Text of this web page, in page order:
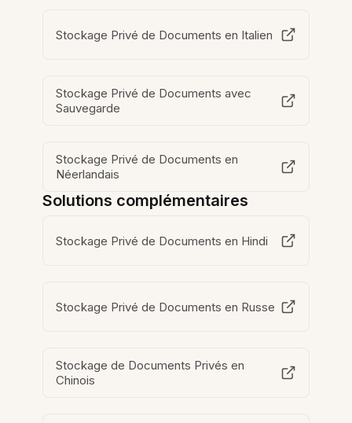
Stockage Privé de Documents en Italien
Stockage Privé de Documents avec
Sauvegarde
Stockage Privé de Documents en
Néerlandais
Solutions complémentaires
Stockage Privé de Documents en Hindi
Stockage Privé de Documents en Russe
Stockage de Documents Privés en
Chinois